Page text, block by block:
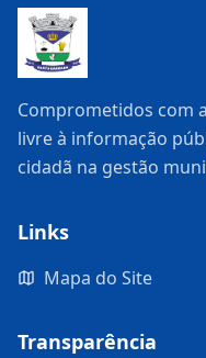
Comprometidos com
livre à informação
cidadã na gestão
Links
Mapa do Site
Transparência